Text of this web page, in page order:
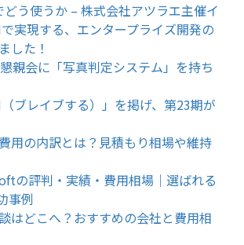
う使うか – 株式会社アツラエ主催イ
実現する、エンタープライズ開発の
した！
親会に「写真判定システム」を持ち
（ブレイブする）」を掲げ、第23期が
用の内訳とは？見積もり相場や維持
の評判・実績・費用相場｜選ばれる
事例
はどこへ？おすすめの会社と費用相